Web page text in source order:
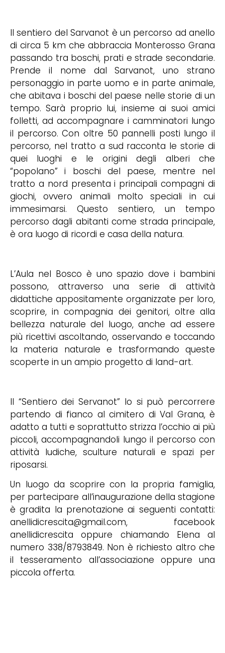
Il sentiero del Sarvanot è un percorso ad anello
di circa 5 km che abbraccia Monterosso Grana
passando tra boschi, prati e strade secondarie.
Prende il nome dal Sarvanot, uno strano
personaggio in parte uomo e in parte animale,
che abitava i boschi del paese nelle storie di un
tempo. Sarà proprio lui, insieme ai suoi amici
folletti, ad accompagnare i camminatori lungo
il percorso. Con oltre 50 pannelli posti lungo il
percorso, nel tratto a sud racconta le storie di
quei luoghi e le origini degli alberi che
“popolano” i boschi del paese, mentre nel
tratto a nord presenta i principali compagni di
giochi, ovvero animali molto speciali in cui
immesimarsi. Questo sentiero, un tempo
percorso dagli abitanti come strada principale,
è ora luogo di ricordi e casa della natura.
L’Aula nel Bosco è uno spazio dove i bambini
possono, attraverso una serie di attività
didattiche appositamente organizzate per loro,
scoprire, in compagnia dei genitori, oltre alla
bellezza naturale del luogo, anche ad essere
più ricettivi ascoltando, osservando e toccando
la materia naturale e trasformando queste
scoperte in un ampio progetto di land-art.
Il “Sentiero dei Servanot” lo si può percorrere
partendo di fianco al cimitero di Val Grana, è
adatto a tutti e soprattutto strizza l’occhio ai più
piccoli, accompagnandoli lungo il percorso con
attività ludiche, sculture naturali e spazi per
riposarsi.
Un luogo da scoprire con la propria famiglia,
per partecipare all’inaugurazione della stagione
è gradita la prenotazione ai seguenti contatti:
anellidicrescita@gmail.com, facebook
anellidicrescita oppure chiamando Elena al
numero 338/8793849. Non è richiesto altro che
il tesseramento all’associazione oppure una
piccola offerta.